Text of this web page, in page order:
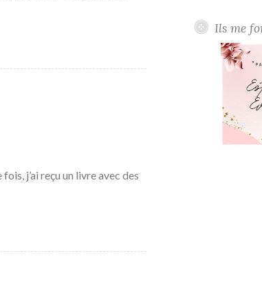
j’ai reçu un livre avec des
Ils me